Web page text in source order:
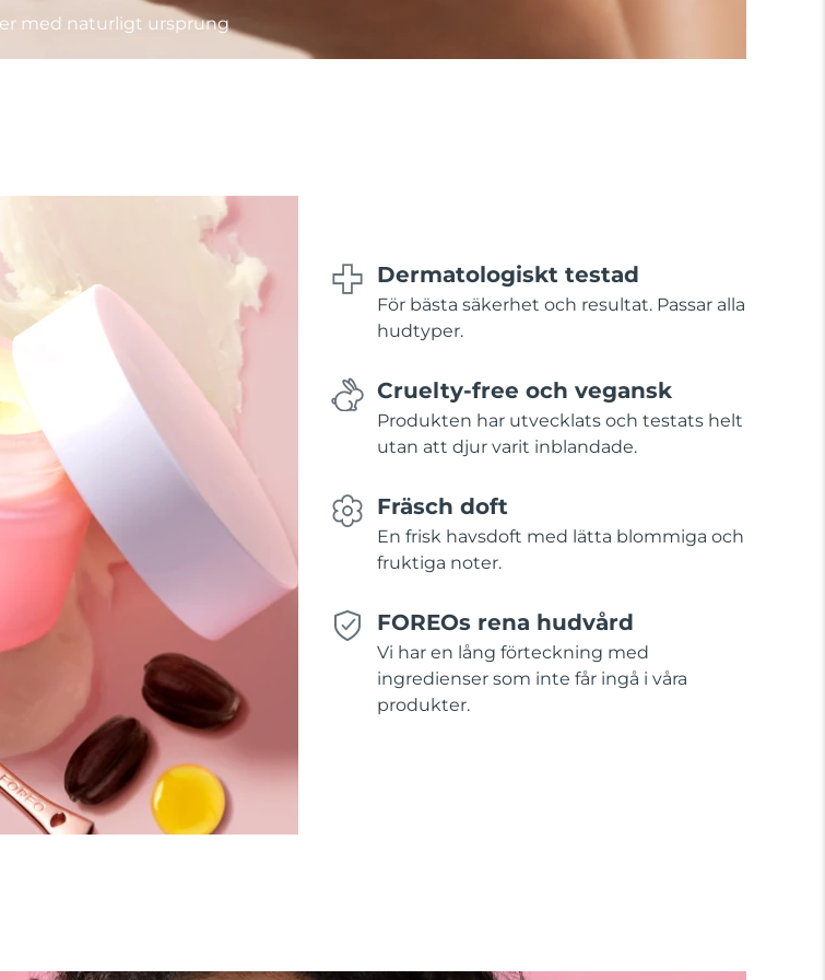
med naturligt ursprung
Dermatologiskt testad
För bästa säkerhet och resultat. Passar alla
hudtyper.
Cruelty-free och vegansk
Produkten har utvecklats och testats helt
utan att djur varit inblandade.
Fräsch doft
En frisk havsdoft med lätta blommiga och
fruktiga noter.
FOREOs rena hudvård
Vi har en lång förteckning med
ingredienser som inte får ingå i våra
produkter.